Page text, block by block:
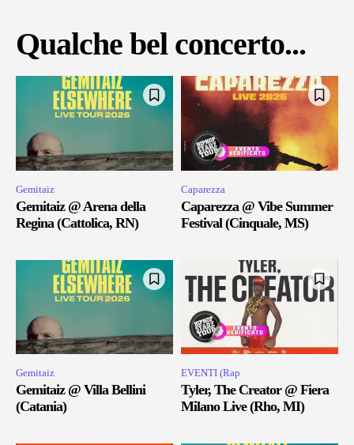
Qualche bel concerto...
Gemitaiz
Gemitaiz @ Arena della
Regina (Cattolica, RN)
Caparezza
Caparezza @ Vibe Summer
Festival (Cinquale, MS)
Gemitaiz
Gemitaiz @ Villa Bellini
(Catania)
EVENTI (Rap
Tyler, The Creator @ Fiera
Milano Live (Rho, MI)